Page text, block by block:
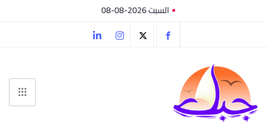
السبت 2026-08-08